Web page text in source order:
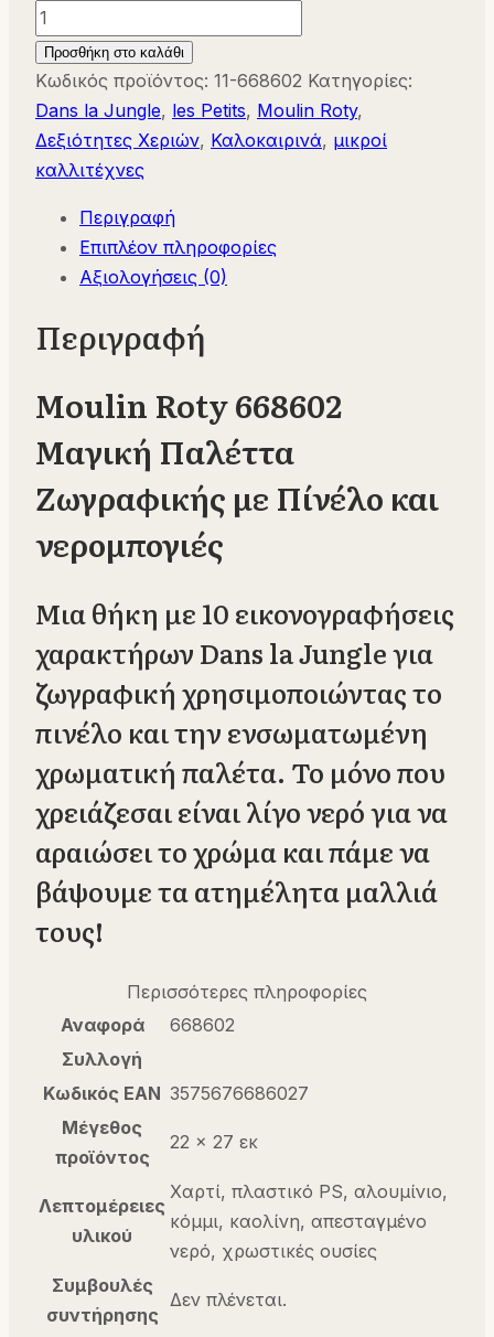
Moulin
Roty
668602
Μαγική
Παλέττα
Ζωγραφικής
Πίνέλο
και
νερομπογιές
Προσθήκη στο καλάθι
Κωδικός προϊόντος: 11-668602 Κατηγορίες:
Dans la Jungle, les Petits, Moulin Roty,
Δεξιότητες Χεριών, Καλοκαιρινά, μικροί
καλλιτέχνες
Περιγραφή
Επιπλέον πληροφορίες
Αξιολογήσεις (0)
Περιγραφή
Moulin Roty 668602
Μαγική Παλέττα
Ζωγραφικής με Πίνέλο και
νερομπογιές
Μια θήκη με 10 εικονογραφήσεις
χαρακτήρων Dans la Jungle για
ζωγραφική χρησιμοποιώντας το
πινέλο και την ενσωματωμένη
χρωματική παλέτα. Το μόνο που
χρειάζεσαι είναι λίγο νερό για να
αραιώσει το χρώμα και πάμε να
βάψουμε τα ατημέλητα μαλλιά
τους!
Περισσότερες πληροφορίες
Αναφορά
668602
Συλλογή
Κωδικός EAN 3575676686027
Μέγεθος
προϊόντος
22 x 27 εκ
Λεπτομέρειες
υλικού
Χαρτί, πλαστικό PS, αλουμίνιο,
κόμμι, καολίνη, απεσταγμένο
νερό, χρωστικές ουσίες
Συμβουλές
συντήρησης
Δεν πλένεται.